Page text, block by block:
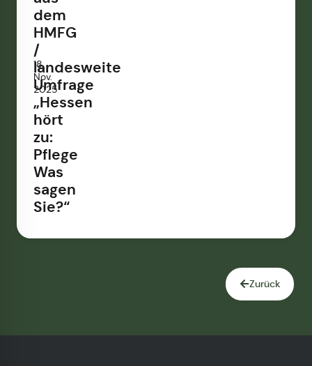
18.
Nov.
2025
dem
HMFG
/
landesweite
Umfrage
„Hessen
hört
zu:
Pflege
Was
sagen
Sie?“
Zurück